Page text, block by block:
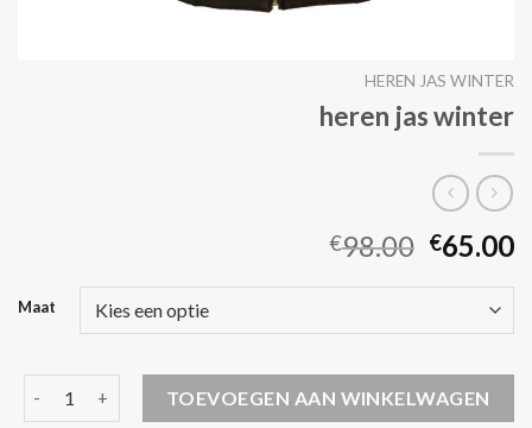
HEREN JAS WINTER
heren jas winter
€98.00 €65.00
Maat
TOEVOEGEN AAN WINKELWAGEN